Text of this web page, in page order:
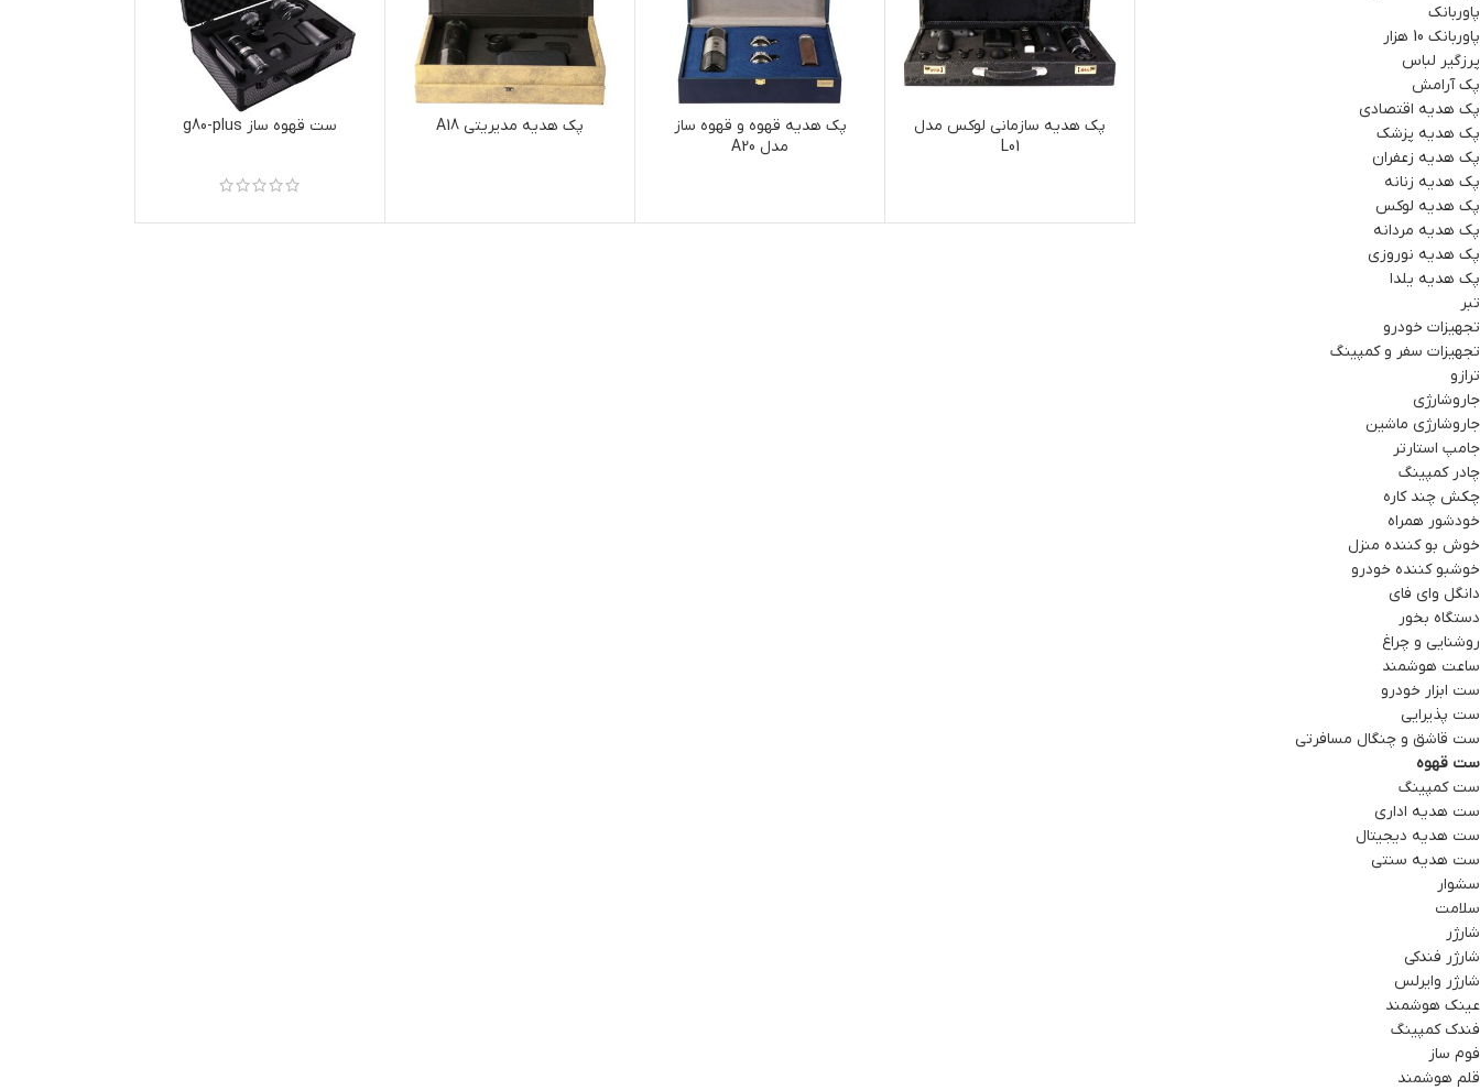
پاوربانک
پاوربانک 10 هزار
پرزگیر لباس
پک آرامش
پک هدیه اقتصادی
پک هدیه پزشک
پک هدیه زعفران
پک هدیه زنانه
پک هدیه لوکس
پک هدیه مردانه
پک هدیه نوروزی
پک هدیه یلدا
تبر
تجهیزات خودرو
تجهیزات سفر و کمپینگ
ترازو
جاروشارژی
جاروشارژی ماشین
جامپ استارتر
چادر کمپینگ
چکش چند کاره
خودشور همراه
خوش بو کننده منزل
خوشبو کننده خودرو
دانگل وای فای
دستگاه بخور
روشنایی و چراغ
ساعت هوشمند
ست ابزار خودرو
ست پذیرایی
ست قاشق و چنگال مسافرتی
ست قهوه
ست کمپینگ
ست هدیه اداری
ست هدیه دیجیتال
ست هدیه سنتی
سشوار
سلامت
شارژر
شارژر فندکی
شارژر وایرلس
عینک هوشمند
فندک کمپینگ
فوم ساز
قلم هوشمند
پک هدیه سازمانی لوکس مدل
L01
پک هدیه قهوه و قهوه ساز
مدل A20
پک هدیه مدیریتی A18 ست قهوه ساز g80-plus